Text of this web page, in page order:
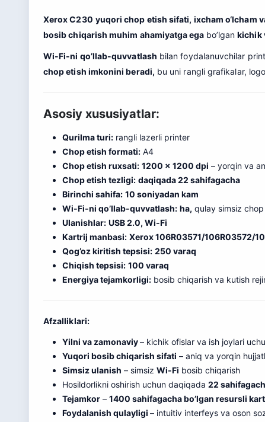
Xerox C230 yuqori chop etish sifati, ixcham o‘lcham
bosib chiqarish muhim ahamiyatga ega bo’lgankichik
Wi-Fi-ni qo’llab-quvvatlash bilan foydalanuvchilar
chop etish imkonini beradi, bu uni rangli grafikalar,
Asosiy xususiyatlar:
Qurilma turi: rangli lazerli printer
Chop etish formati: A4
Chop etish ruxsati: 1200 × 1200 dpi – yorqin va
Chop etish tezligi: daqiqada 22 sahifagacha
Birinchi sahifa: 10 soniyadan kam
Wi-Fi-ni qo’llab-quvvatlash: ha, qulay simsiz
Ulanishlar: USB 2.0, Wi-Fi
Kartrij manbasi: Xerox 106R03571/106R03572/
Qog’oz kiritish tepsisi: 250 varaq
Chiqish tepsisi: 100 varaq
Energiya tejamkorligi: bosib chiqarish va kutish
Afzalliklari:
Yilni va zamonaviy– kichik ofislar va ish joylari
Yuqori bosib chiqarish sifati – aniq va yorqin
Simsiz ulanish – simsiz Wi-Fi bosib chiqarish
Hosildorlikni oshirish uchun daqiqada 22
Tejamkor – 1400 sahifagacha bo’lgan resursli
Foydalanish qulayligi – intuitiv interfeys va oson